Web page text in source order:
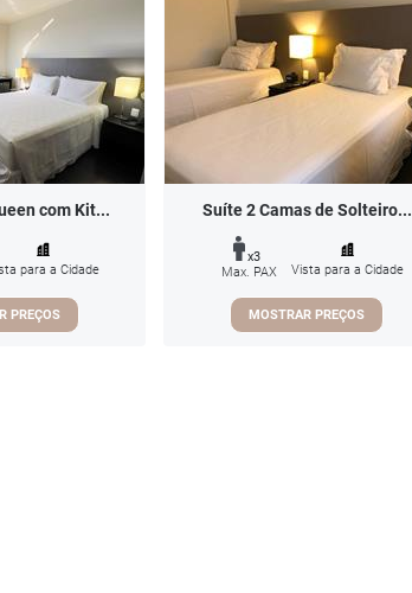
com Kit...
para a Cidade
PREÇOS
Suíte 2 Camas de Solteiro...
x3
Max. PAX
Vista para a Cidade
MOSTRAR PREÇOS